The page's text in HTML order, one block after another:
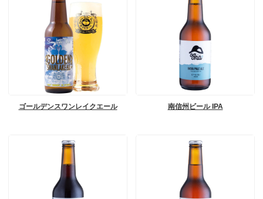
ゴールデンスワンレイクエール 南信州ビール IPA